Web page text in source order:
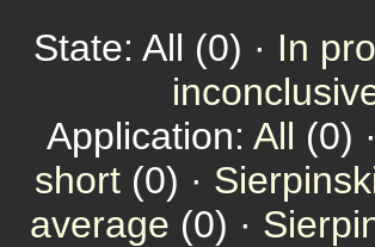
State: All (0) · In
Application: All (0) ·
short (0) ·
average (0) ·